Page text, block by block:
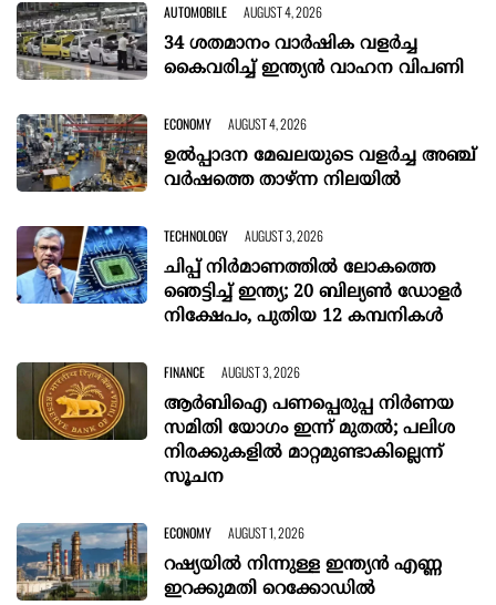
AUTOMOBILE AUGUST 4, 2026
34 ശതമാനം വാർഷിക വളർച്ച
കൈവരിച്ച് ഇന്ത്യൻ വാഹന വിപണി
ECONOMY AUGUST 4, 2026
ഉൽപ്പാദന മേഖലയുടെ വളർച്ച അഞ്ച്
വർഷത്തെ താഴ്ന്ന നിലയിൽ
TECHNOLOGY AUGUST 3, 2026
ചിപ്പ് നിർമാണത്തിൽ ലോകത്തെ
ഞെട്ടിച്ച് ഇന്ത്യ; 20 ബില്യൺ ഡോളർ
നിക്ഷേപം, പുതിയ 12 കമ്പനികൾ
FINANCE AUGUST 3, 2026
ആർബിഐ പണപ്പെരുപ്പ നിർണയ
സമിതി യോഗം ഇന്ന് മുതൽ; പലിശ
നിരക്കുകളിൽ മാറ്റമുണ്ടാകില്ലെന്ന്
സൂചന
ECONOMY AUGUST 1, 2026
റഷ്യയില്‍ നിന്നുള്ള ഇന്ത്യൻ എണ്ണ
ഇറക്കുമതി റെക്കോഡില്‍